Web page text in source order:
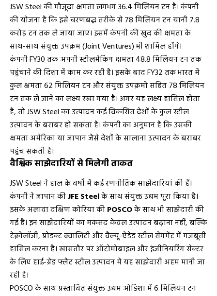
JSW Steel की मौजूदा क्षमता लगभग 36.4 मिलियन टन है। कंपनी
की योजना है कि इसे चरणबद्ध तरीके से 78 मिलियन टन यानी 7.8
करोड़ टन तक ले जाया जाए। इसमें कंपनी की खुद की क्षमता के
साथ-साथ संयुक्त उपक्रम (Joint Ventures) भी शामिल होंगे।
कंपनी FY30 तक अपनी स्टीलमेकिंग क्षमता 48.8 मिलियन टन तक
पहुंचाने की दिशा में काम कर रही है। इसके बाद FY32 तक भारत में
कुल क्षमता 62 मिलियन टन और संयुक्त उपक्रमों सहित 78 मिलियन
टन तक ले जाने का लक्ष्य रखा गया है। अगर यह लक्ष्य हासिल होता
है, तो JSW Steel का उत्पादन कई विकसित देशों के कुल स्टील
उत्पादन के बराबर हो सकता है। कंपनी का अनुमान है कि उसकी
क्षमता अमेरिका या जापान जैसे देशों के सालाना उत्पादन के बराबर
पहुंच सकती है।
वैश्विक साझेदारियों से मिलेगी ताकत
JSW Steel ने हाल के वर्षों में कई रणनीतिक साझेदारियां की हैं।
कंपनी ने जापान कीJFE Steelके साथ संयुक्त उद्यम पूरा किया है।
इसके अलावा दक्षिण कोरिया कीPOSCOके साथ भी साझेदारी की
गई है। इन साझेदारियों का मकसद केवल उत्पादन बढ़ाना नहीं, बल्कि
टेक्नोलॉजी, प्रोडक्ट क्वालिटी और वैल्यू-ऐडेड स्टील सेगमेंट में मजबूती
हासिल करना है। खासतौर पर ऑटोमोबाइल और इंजीनियरिंग सेक्टर
के लिए हाई-ग्रेड फ्लैट स्टील उत्पादन में यह साझेदारी अहम मानी जा
रही है।
POSCO के साथ प्रस्तावित संयुक्त उद्यम ओडिशा में 6 मिलियन टन